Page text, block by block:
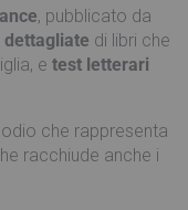
, pubblicato da
dettagliate di libri che
e test letterari
che rappresenta
racchiude anche i